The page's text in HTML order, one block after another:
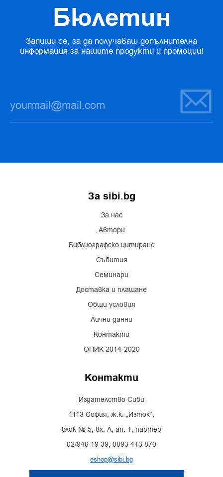
Бюлетин
Запиши се, за да получаваш допълнителна
информация за нашите продукти и промоции!
За sibi.bg
За нас
Автори
Библиографско цитиране
Събития
Семинари
Доставка и плащане
Общи условия
Лични данни
Контакти
ОПИК 2014-2020
Контакти
Издателство Сиби
1113 София, ж.к. „Изток“,
блок № 5, вх. А, ап. 1, партер
02/946 19 39; 0893 413 870
eshop@sibi.bg